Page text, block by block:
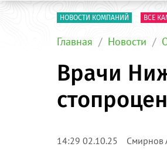
НОВОСТИ КОМПАНИЙ ВСЕ
Главная Новости
Врачи
14:29 02.10.25 Смирнов